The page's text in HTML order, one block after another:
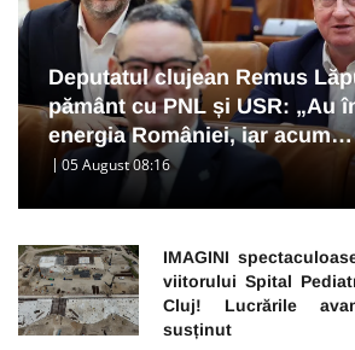
Deputatul clujean Remus
pământ cu PNL și USR: „Au
energia României, iar acum…
05 August 08:16
IMAGINI
viitorului Spital
Cluj! Lucrările
susținut